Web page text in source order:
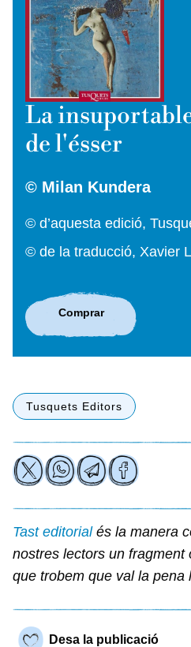
La
de l'ésser
© Milan Kundera
© d’aquesta edició,
© de la traducció, Xavier
Comprar
Tusquets Editors
Tast editorialés la manera
nostres lectors un
que trobem que val la pena
Desa la publicació